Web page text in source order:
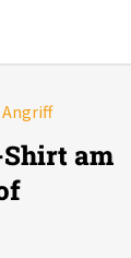
Ereignis melden
am